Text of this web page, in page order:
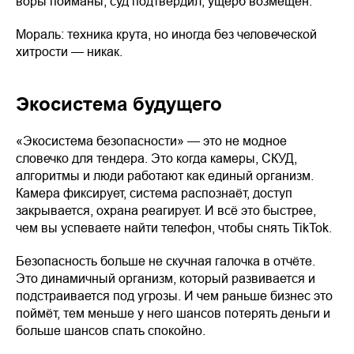
Мораль: техника крута, но иногда без человеческой
хитрости — никак.
Экосистема будущего
«Экосистема безопасности» — это не модное
словечко для тендера. Это когда камеры, СКУД,
алгоритмы и люди работают как единый организм.
Камера фиксирует, система распознаёт, доступ
закрывается, охрана реагирует. И всё это быстрее,
чем вы успеваете найти телефон, чтобы снять TikTok.
Безопасность больше не скучная галочка в отчёте.
Это динамичный организм, который развивается и
подстраивается под угрозы. И чем раньше бизнес это
поймёт, тем меньше у него шансов потерять деньги и
больше шансов спать спокойно.